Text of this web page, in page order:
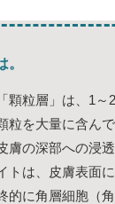
。
顆粒層」は、1～
粒を大量に含ん
膚の深部への浸
トは、皮膚表面
的に角層細胞（